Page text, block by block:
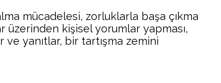
mücadelesi, zorluklarla başa çıkma
üzerinden kişisel yorumlar yapması,
ve yanıtlar, bir tartışma zemini